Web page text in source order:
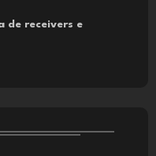
de receivers e